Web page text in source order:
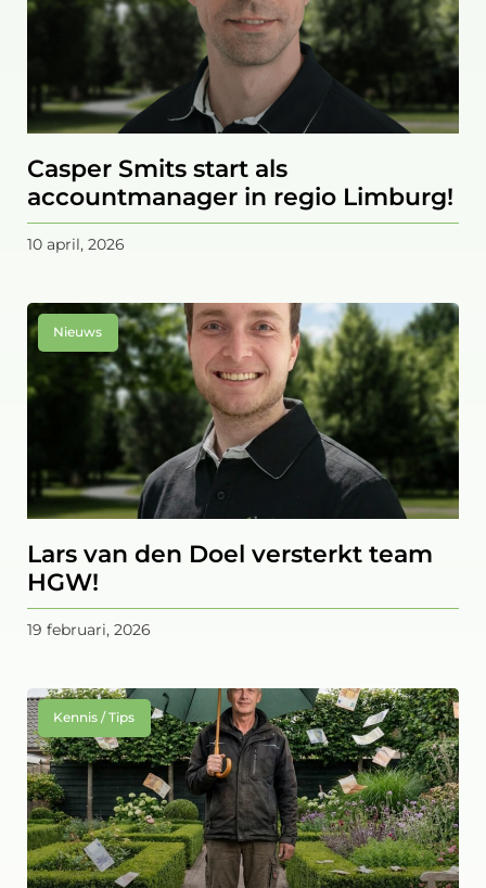
Casper Smits start als
accountmanager in regio Limburg!
10 april, 2026
Nieuws
Lars van den Doel versterkt team
HGW!
19 februari, 2026
Kennis / Tips